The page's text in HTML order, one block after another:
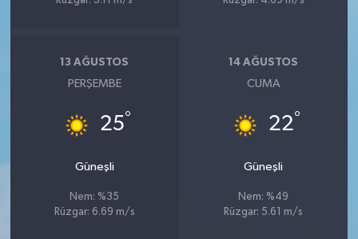
13 AĞUSTOS
PERŞEMBE
25°
Güneşli
Nem: %35
Rüzgar: 6.69 m/s
14 AĞUSTOS
CUMA
22°
Güneşli
Nem: %49
Rüzgar: 5.61 m/s